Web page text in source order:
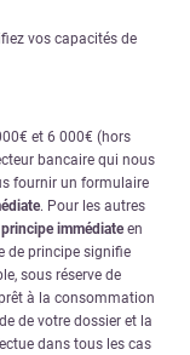
vos capacités de
et 6 000€ (hors
bancaire qui nous
fournir un formulaire
. Pour les autres
immédiateen
de principe signifie
sous réserve de
à la consommation
de votre dossier et la
dans tous les cas